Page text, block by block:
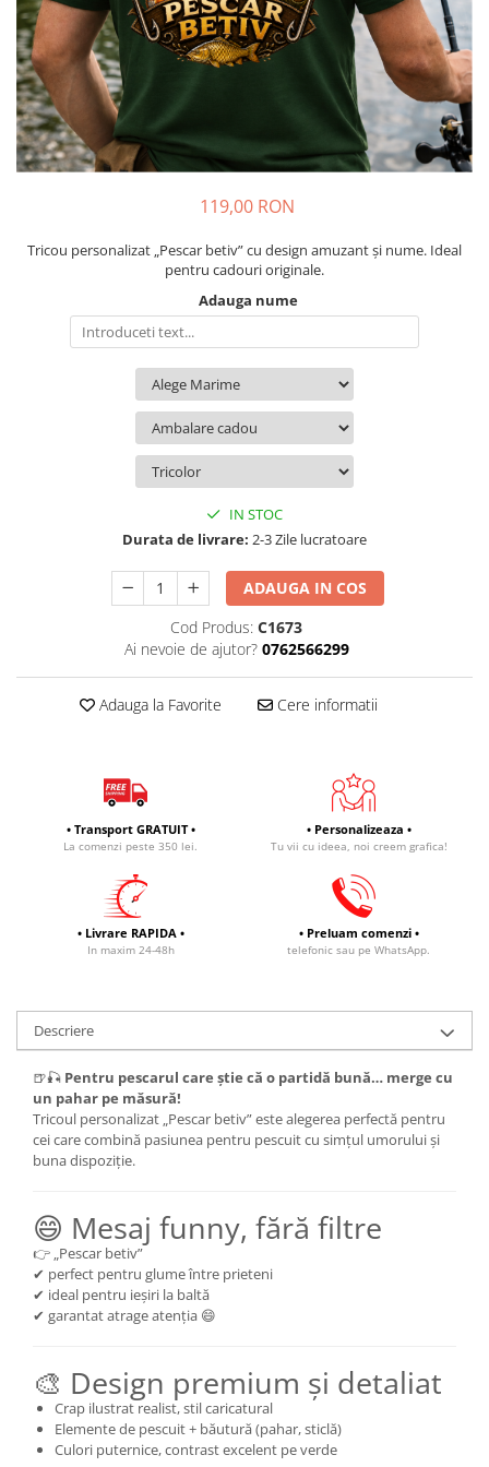
Body bebelusi personalizate
Perne personalizate
Plusuri personalizate
Agende personalizate
Etichete pentru sticla de vin
Cadouri Personalizate Unice
Cadouri pentru Doctori
Cadouri Pensionare
Cadouri Profesori
119,00 RON
Tricou personalizat „Pescar betiv” cu design amuzant și nume. Ideal
pentru cadouri originale.
Adauga nume
IN STOC
Durata de livrare: 2-3 Zile lucratoare
ADAUGA IN COS
Cod Produs: C1673
Ai nevoie de ajutor? 0762566299
Adauga la Favorite Cere informatii
• Transport GRATUIT •
La comenzi peste 350 lei.
• Personalizeaza •
Tu vii cu ideea, noi creem grafica!
• Livrare RAPIDA •
In maxim 24-48h
• Preluam comenzi •
telefonic sau pe WhatsApp.
Descriere
🍺🎣 Pentru pescarul care știe că o partidă bună… merge cu
un pahar pe măsură!
Tricoul personalizat „Pescar betiv” este alegerea perfectă pentru
cei care combină pasiunea pentru pescuit cu simțul umorului și
buna dispoziție.
😄 Mesaj funny, fără filtre
👉 „Pescar betiv”
✔ perfect pentru glume între prieteni
✔ ideal pentru ieșiri la baltă
✔ garantat atrage atenția 😄
🎨 Design premium și detaliat
Crap ilustrat realist, stil caricatural
Elemente de pescuit + băutură (pahar, sticlă)
Culori puternice, contrast excelent pe verde